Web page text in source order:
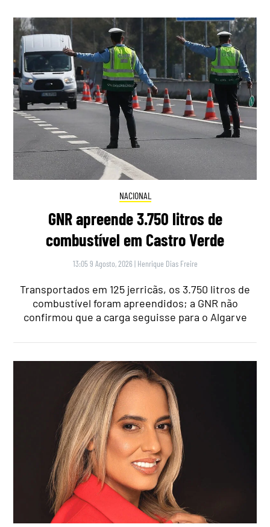
NACIONAL
GNR apreende 3.750 litros de
combustível em Castro Verde
13:05 9 Agosto, 2026 | Henrique Dias Freire
Transportados em 125 jerricãs, os 3.750 litros de
combustível foram apreendidos; a GNR não
confirmou que a carga seguisse para o Algarve